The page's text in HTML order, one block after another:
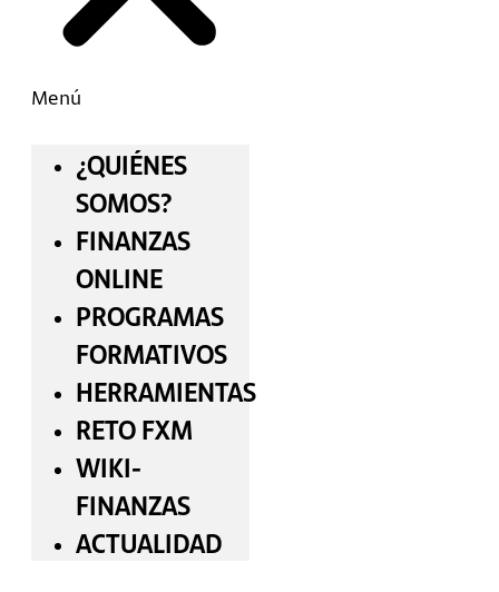
Menú
¿QUIÉNES
SOMOS?
FINANZAS
ONLINE
PROGRAMAS
FORMATIVOS
HERRAMIENTAS
RETO FXM
WIKI-
FINANZAS
ACTUALIDAD